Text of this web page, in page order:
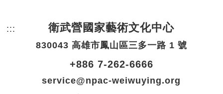
::: 頁尾網站資訊。
衛武營國家藝術文化中心
830043 高雄市鳳山區三多一路 1 號
+886 7-262-6666
service@npac-weiwuying.org